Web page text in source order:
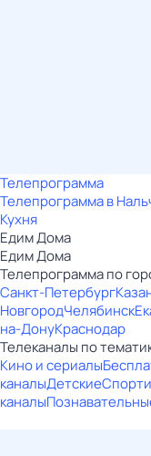
Телепрограмма
Телепрограмма в
Кухня
Едим Дома
Едим Дома
Телепрограмма по
Санкт-Петербург
НовгородЧелябинск
на-ДонуКраснодар
Телеканалы по
Кино и сериалы
каналыДетские
каналы